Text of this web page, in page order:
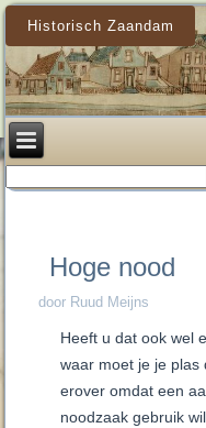
Historisch Zaandam
Hoge nood
door Ruud Meijns
Heeft u dat ook wel
waar moet je je plas
erover omdat een
noodzaak gebruik